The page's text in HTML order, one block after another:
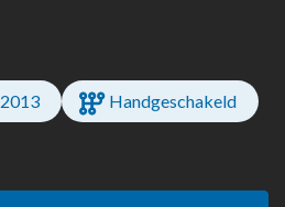
2013
Handgeschakeld